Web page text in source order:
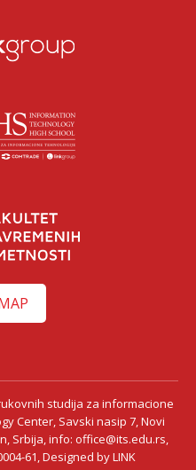
studija za informacione
Center, Savski nasip 7, Novi
Srbija, info: office@its.edu.rs,
61, Designed by LINK